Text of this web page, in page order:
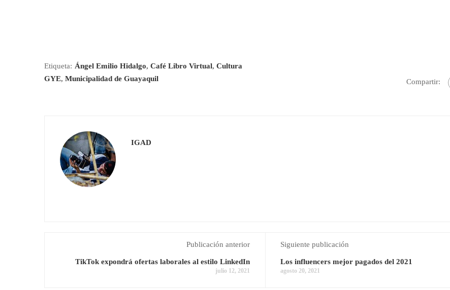
Etiqueta: Ángel Emilio Hidalgo, Café Libro Virtual, Cultura
GYE, Municipalidad de Guayaquil Compartir:
IGAD
Publicación anterior
TikTok expondrá ofertas laborales al estilo LinkedIn
julio 12, 2021
Siguiente publicación
Los influencers mejor pagados del 2021
agosto 20, 2021